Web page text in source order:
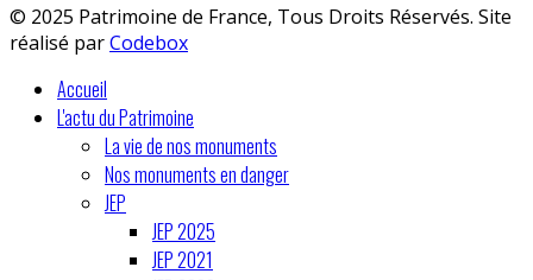
© 2025 Patrimoine de France, Tous Droits Réservés. Site
réalisé parCodebox
Accueil
L'actu du Patrimoine
La vie de nos monuments
Nos monuments en danger
JEP
JEP 2025
JEP 2021